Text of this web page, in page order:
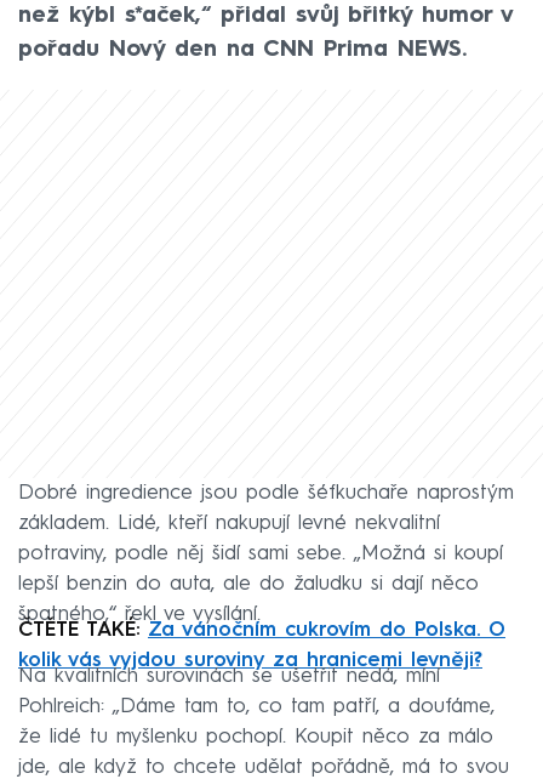
než kýbl s*aček,“ přidal svůj břitký humor v
pořadu Nový den na CNN Prima NEWS.
Dobré ingredience jsou podle šéfkuchaře naprostým
základem. Lidé, kteří nakupují levné nekvalitní
potraviny, podle něj šidí sami sebe. „Možná si koupí
lepší benzin do auta, ale do žaludku si dají něco
špatného,“ řekl ve vysílání.
ČTĚTE TAKÉ: Za vánočním cukrovím do Polska. O
kolik vás vyjdou suroviny za hranicemi levněji?
Na kvalitních surovinách se ušetřit nedá, míní
Pohlreich: „Dáme tam to, co tam patří, a doufáme,
že lidé tu myšlenku pochopí. Koupit něco za málo
jde, ale když to chcete udělat pořádně, má to svou